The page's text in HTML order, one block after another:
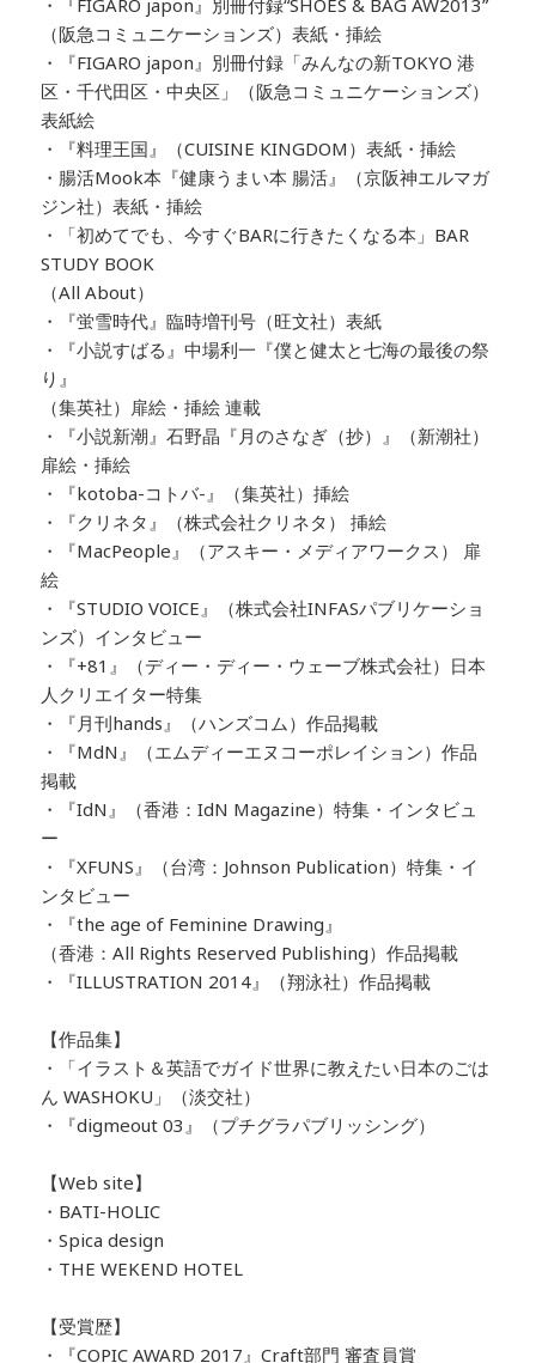
・『FIGARO japon』別冊付録“SHOES & BAG AW2013”
（阪急コミュニケーションズ）表紙・挿絵
・『FIGARO japon』別冊付録「みんなの新TOKYO 港
区・千代田区・中央区」（阪急コミュニケーションズ）
表紙絵
・『料理王国』（CUISINE KINGDOM）表紙・挿絵
・腸活Mook本『健康うまい本 腸活』（京阪神エルマガ
ジン社）表紙・挿絵
・「初めてでも、今すぐBARに行きたくなる本」BAR
STUDY BOOK
（All About）
・『蛍雪時代』臨時増刊号（旺文社）表紙
・『小説すばる』中場利一『僕と健太と七海の最後の祭
り』
（集英社）扉絵・挿絵 連載
・『小説新潮』石野晶『月のさなぎ（抄）』（新潮社）
扉絵・挿絵
・『kotoba-コトバ-』（集英社）挿絵
・『クリネタ』（株式会社クリネタ） 挿絵
・『MacPeople』（アスキー・メディアワークス） 扉
絵
・『STUDIO VOICE』（株式会社INFASパブリケーショ
ンズ）インタビュー
・『+81』（ディー・ディー・ウェーブ株式会社）日本
人クリエイター特集
・『月刊hands』（ハンズコム）作品掲載
・『MdN』（エムディーエヌコーポレイション）作品
掲載
・『IdN』（香港：IdN Magazine）特集・インタビュ
ー
・『XFUNS』（台湾：Johnson Publication）特集・イ
ンタビュー
・『the age of Feminine Drawing』
（香港：All Rights Reserved Publishing）作品掲載
・『ILLUSTRATION 2014』（翔泳社）作品掲載
【作品集】
・「イラスト＆英語でガイド世界に教えたい日本のごは
ん WASHOKU」（淡交社）
・『digmeout 03』（プチグラパブリッシング）
【Web site】
・BATI-HOLIC
・Spica design
・THE WEKEND HOTEL
【受賞歴】
・『COPIC AWARD 2017』Craft部門 審査員賞